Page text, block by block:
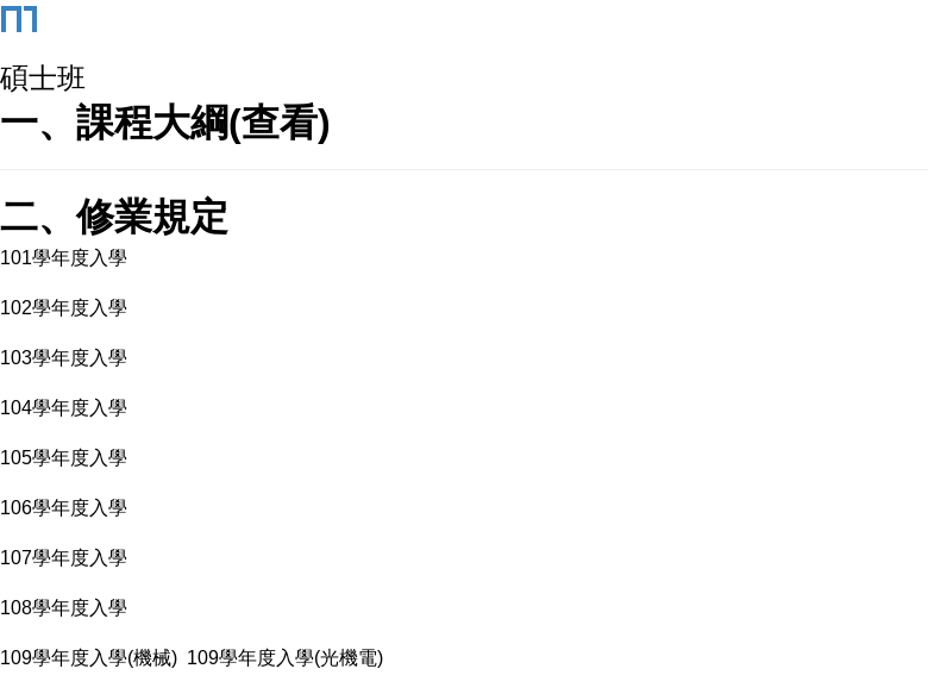
碩士班
一、課程大綱(查看)
二、修業規定
101學年度入學
102學年度入學
103學年度入學
104學年度入學
105學年度入學
106學年度入學
107學年度入學
108學年度入學
109學年度入學(機械) 109學年度入學(光機電)